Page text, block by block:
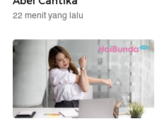
22 menit yang lalu